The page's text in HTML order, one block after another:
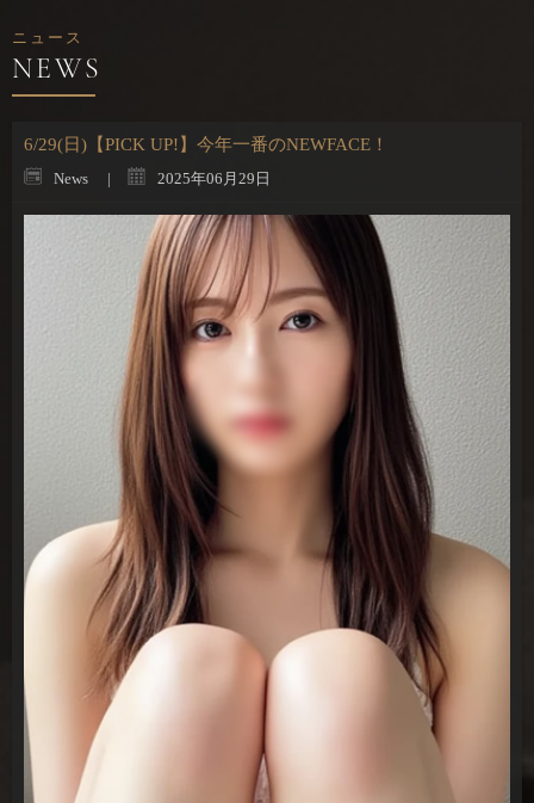
ニュース
6/29(日)【PICK UP!】今年一番のNEWFACE！
News 2025年06月29日